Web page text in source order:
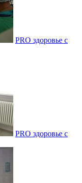
PRO здоровье с
PRO здоровье с